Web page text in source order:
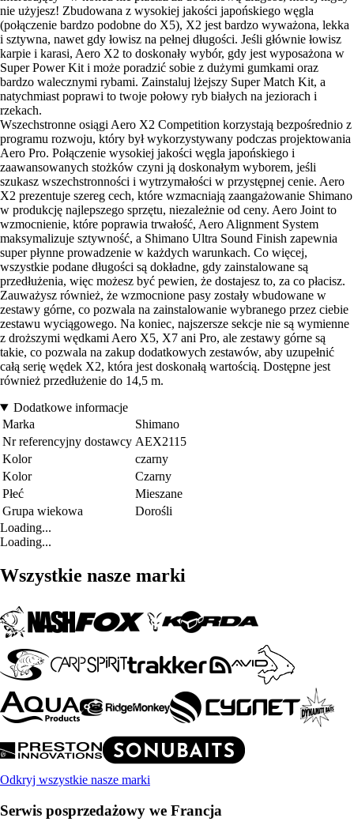
nie użyjesz! Zbudowana z wysokiej jakości japońskiego węgla
(połączenie bardzo podobne do X5), X2 jest bardzo wyważona, lekka
i sztywna, nawet gdy łowisz na pełnej długości. Jeśli głównie łowisz
karpie i karasi, Aero X2 to doskonały wybór, gdy jest wyposażona w
Super Power Kit i może poradzić sobie z dużymi gumkami oraz
bardzo walecznymi rybami. Zainstaluj lżejszy Super Match Kit, a
natychmiast poprawi to twoje połowy ryb białych na jeziorach i
rzekach.
Wszechstronne osiągi Aero X2 Competition korzystają bezpośrednio z
programu rozwoju, który był wykorzystywany podczas projektowania
Aero Pro. Połączenie wysokiej jakości węgla japońskiego i
zaawansowanych stożków czyni ją doskonałym wyborem, jeśli
szukasz wszechstronności i wytrzymałości w przystępnej cenie. Aero
X2 prezentuje szereg cech, które wzmacniają zaangażowanie Shimano
w produkcję najlepszego sprzętu, niezależnie od ceny. Aero Joint to
wzmocnienie, które poprawia trwałość, Aero Alignment System
maksymalizuje sztywność, a Shimano Ultra Sound Finish zapewnia
super płynne prowadzenie w każdych warunkach. Co więcej,
wszystkie podane długości są dokładne, gdy zainstalowane są
przedłużenia, więc możesz być pewien, że dostajesz to, za co płacisz.
Zauważysz również, że wzmocnione pasy zostały wbudowane w
zestawy górne, co pozwala na zainstalowanie wybranego przez ciebie
zestawu wyciągowego. Na koniec, najszersze sekcje nie są wymienne
z droższymi wędkami Aero X5, X7 ani Pro, ale zestawy górne są
takie, co pozwala na zakup dodatkowych zestawów, aby uzupełnić
całą serię wędek X2, która jest doskonałą wartością. Dostępne jest
również przedłużenie do 14,5 m.
Dodatkowe informacje
Marka
Shimano
Nr referencyjny dostawcy AEX2115
Kolor
czarny
Kolor
Czarny
Płeć
Mieszane
Grupa wiekowa
Dorośli
Loading...
Loading...
Wszystkie nasze marki
Odkryj wszystkie nasze marki
Serwis posprzedażowy we Francja